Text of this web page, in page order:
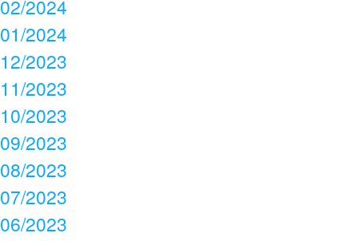
02/2024
01/2024
12/2023
11/2023
10/2023
09/2023
08/2023
07/2023
06/2023